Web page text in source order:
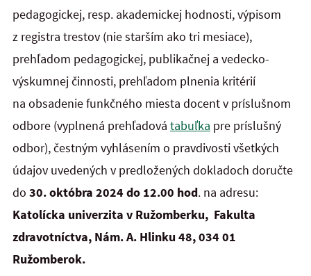
pedagogickej, resp. akademickej hodnosti, výpisom
z registra trestov (nie starším ako tri mesiace),
prehľadom pedagogickej, publikačnej a vedecko-
výskumnej činnosti, prehľadom plnenia kritérií
na obsadenie funkčného miesta docent v príslušnom
odbore (vyplnená prehľadová tabuľka pre príslušný
odbor), čestným vyhlásením o pravdivosti všetkých
údajov uvedených v predložených dokladoch doručte
do 30. októbra 2024 do 12.00 hod. na adresu:
Katolícka univerzita v Ružomberku, Fakulta
zdravotníctva, Nám. A. Hlinku 48, 034 01
Ružomberok.